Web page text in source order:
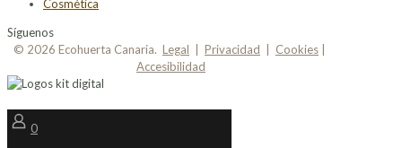
Cosmética
Síguenos
© 2026 Ecohuerta Canaria. Legal Privacidad Cookies
Accesibilidad
0